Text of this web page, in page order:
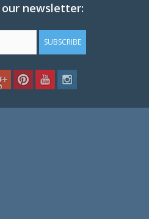
newsletter:
SUBSCRIBE